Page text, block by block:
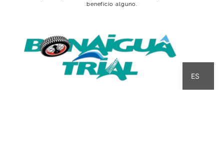
beneficio alguno.
ES